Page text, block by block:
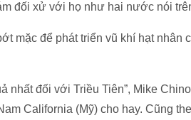
đối xử với họ như hai nước nói
mặc để phát triển vũ khí hạt nhân
đối với Triều Tiên”, Mike
California (Mỹ) cho hay. Cũng